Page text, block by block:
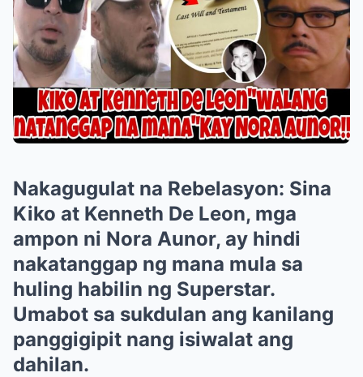
Nakagugulat na Rebelasyon: Sina
Kiko at Kenneth De Leon, mga
ampon ni Nora Aunor, ay hindi
nakatanggap ng mana mula sa
huling habilin ng Superstar.
Umabot sa sukdulan ang kanilang
panggigipit nang isiwalat ang
dahilan.